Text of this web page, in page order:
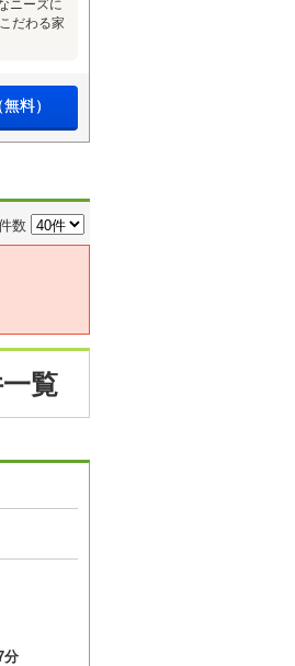
ニーズに
だわる家
料）
数
覧
分